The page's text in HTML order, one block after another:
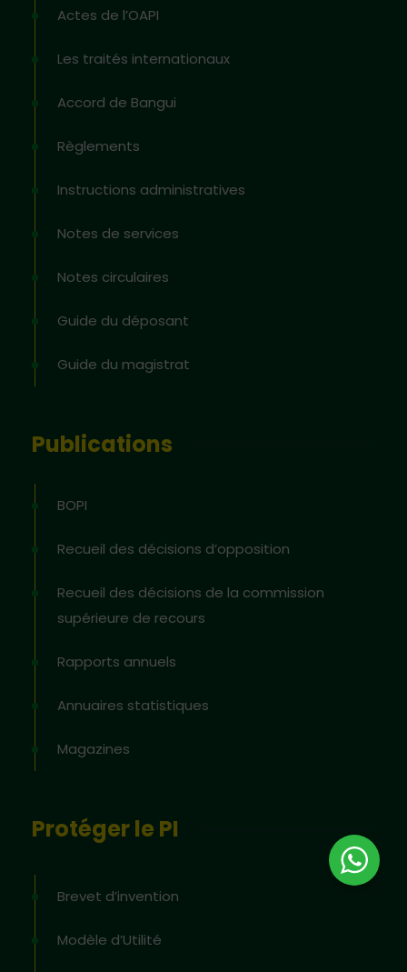
Actes de l’OAPI
Les traités internationaux
Accord de Bangui
Règlements
Instructions administratives
Notes de services
Notes circulaires
Guide du déposant
Guide du magistrat
Publications
BOPI
Recueil des décisions d’opposition
Recueil des décisions de la commission
supérieure de recours
Rapports annuels
Annuaires statistiques
Magazines
Protéger le PI
Brevet d’invention
Modèle d’Utilité